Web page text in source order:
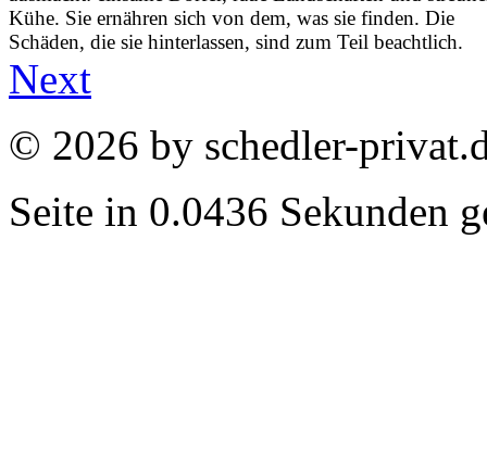
Kühe. Sie ernähren sich von dem, was sie finden. Die
Schäden, die sie hinterlassen, sind zum Teil beachtlich.
Next
© 2026 by schedler-
Seite in 0.0436 Sekunden